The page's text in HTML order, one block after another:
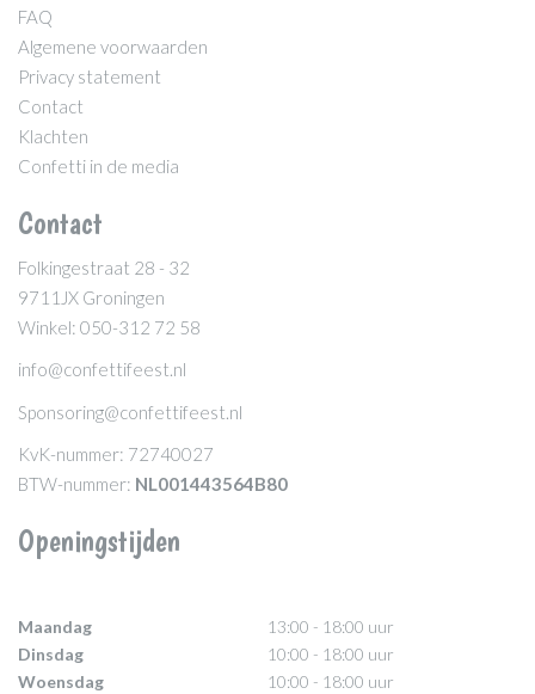
FAQ
Algemene voorwaarden
Privacy statement
Contact
Klachten
Confetti in de media
Contact
Folkingestraat 28 - 32
9711JX Groningen
Winkel: 050-312 72 58
info@confettifeest.nl
Sponsoring@confettifeest.nl
KvK-nummer: 72740027
BTW-nummer: NL001443564B80
Openingstijden
Maandag
13:00 - 18:00 uur
Dinsdag
10:00 - 18:00 uur
Woensdag
10:00 - 18:00 uur